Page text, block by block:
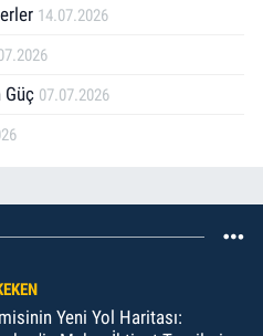
14.07.2026
Güç 07.07.2026
Yeni Yol Haritası: